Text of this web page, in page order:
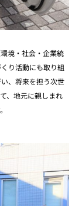
境・社会・企業統
り活動にも取り組
、将来を担う次世
、地元に親しまれ